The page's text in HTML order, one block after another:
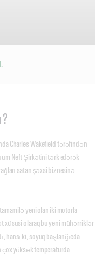
Charles Wakefield tərəfindən
Neft Şirkətini tərk edərək
satan şəxsi biznesinə
yeni olan iki motorla
xüsusi olaraq bu yeni mühərriklər
hansı ki, soyuq başlanğıcda
yüksək temperaturda